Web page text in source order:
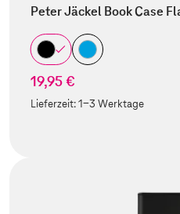
Peter Jäckel Book Case
19,95 €
Lieferzeit:1-3 Werktage